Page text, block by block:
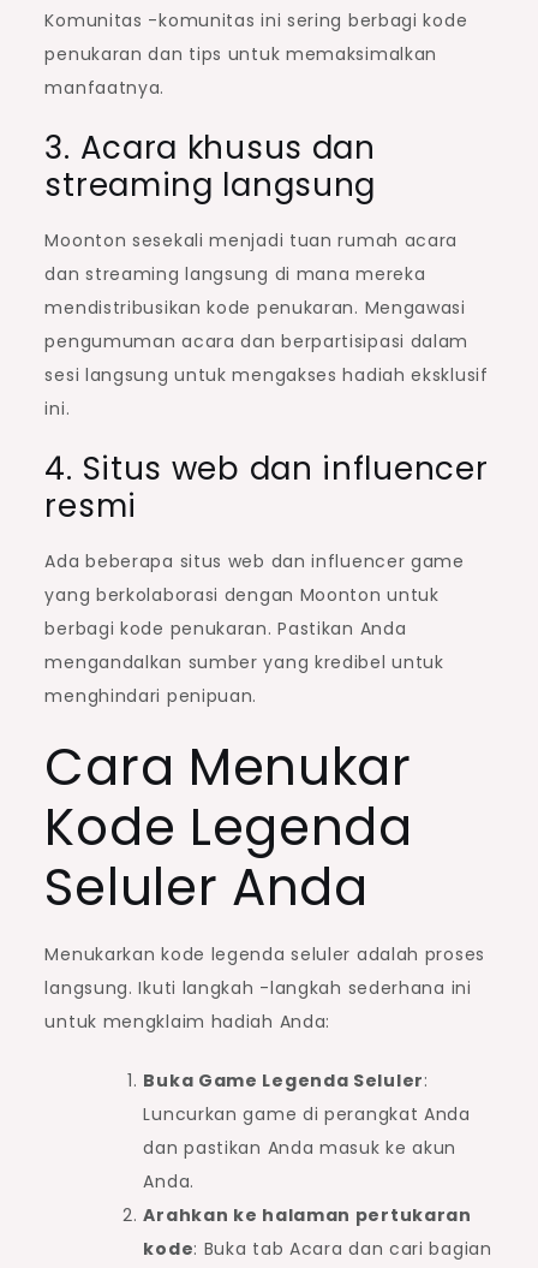
Komunitas -komunitas ini sering berbagi kode
penukaran dan tips untuk memaksimalkan
manfaatnya.
3. Acara khusus dan
streaming langsung
Moonton sesekali menjadi tuan rumah acara
dan streaming langsung di mana mereka
mendistribusikan kode penukaran. Mengawasi
pengumuman acara dan berpartisipasi dalam
sesi langsung untuk mengakses hadiah eksklusif
ini.
4. Situs web dan influencer
resmi
Ada beberapa situs web dan influencer game
yang berkolaborasi dengan Moonton untuk
berbagi kode penukaran. Pastikan Anda
mengandalkan sumber yang kredibel untuk
menghindari penipuan.
Cara Menukar
Kode Legenda
Seluler Anda
Menukarkan kode legenda seluler adalah proses
langsung. Ikuti langkah -langkah sederhana ini
untuk mengklaim hadiah Anda:
Buka Game Legenda Seluler:
Luncurkan game di perangkat Anda
dan pastikan Anda masuk ke akun
Anda.
Arahkan ke halaman pertukaran
kode: Buka tab Acara dan cari bagian